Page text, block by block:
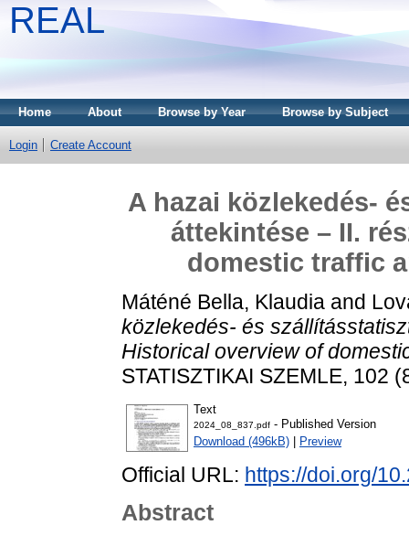
REAL
Home About Browse by Year Browse by Subject
Login Create Account
A hazai közlekedés-
áttekintése – II.
domestic traffic
Máténé Bella, Klaudia and
közlekedés- és
Historical overview of
STATISZTIKAI SZEMLE, 102
Text
2024_08_837.pdf - Published Version
Download (496kB)
Preview
Official URL: https://doi.org/
Abstract